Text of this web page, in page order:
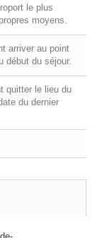
le plus
moyens.
arriver au point
début du séjour.
quitter le lieu du
du dernier